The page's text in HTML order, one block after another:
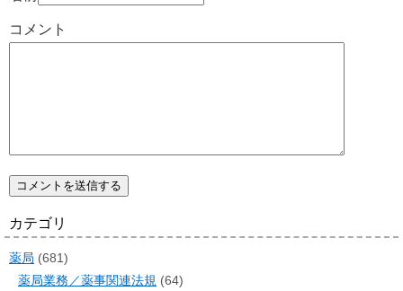
コメント
カテゴリ
薬局 (681)
薬局業務／薬事関連法規 (64)